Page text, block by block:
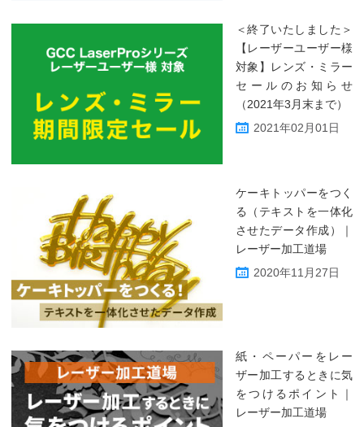
＜終了いたしました＞
【レーザーユーザー様
対象】レンズ・ミラー
セールのお知らせ
（2021年3月末まで）
2021年02月01日
ケーキトッパーをつく
る（テキストを一体化
させたデータ作成）｜
レーザー加工道場
2020年11月27日
紙・ペーパーをレー
ザー加工するときに気
をつけるポイント｜
レーザー加工道場